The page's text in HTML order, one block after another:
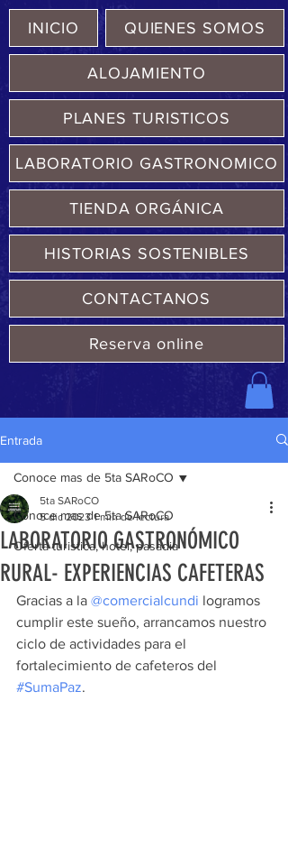
INICIO QUIENES SOMOS
ALOJAMIENTO
PLANES TURISTICOS
LABORATORIO GASTRONOMICO
TIENDA ORGÁNICA
HISTORIAS SOSTENIBLES
CONTACTANOS
Reserva online
Entrada
Conoce mas de 5ta SARoCO
Oferta turistica, hotel, pasadia
Conoce mas de 5ta SARoCO
LABORATORIO GASTRONÓMICO
RURAL- EXPERIENCIAS CAFETERAS
5ta SARoCO
5 dic 2023 1 min de lectura
Gracias a la @comercialcundi logramos
cumplir este sueño, arrancamos nuestro
ciclo de actividades para el
fortalecimiento de cafeteros del
#SumaPaz.